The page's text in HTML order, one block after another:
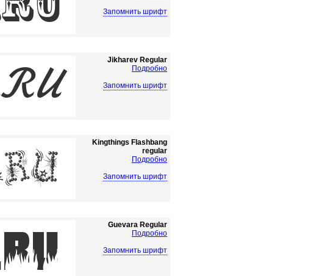
Запомнить шрифт
Jikharev Regular
Подробно
Запомнить шрифт
Kingthings Flashbang
regular
Подробно
Запомнить шрифт
Guevara Regular
Подробно
Запомнить шрифт